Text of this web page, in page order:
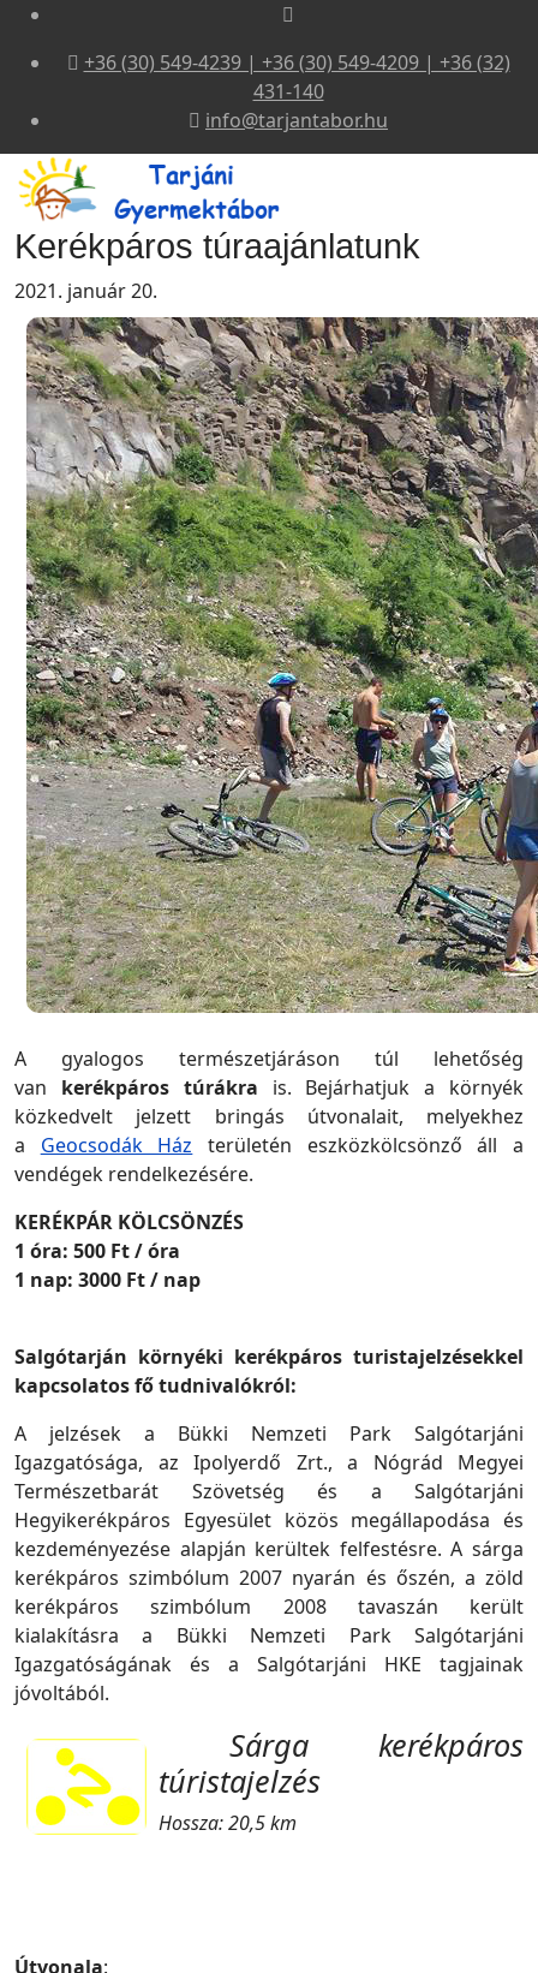
+36 (30) 549-4239 | +36 (30) 549-4209 | +36 (32)
431-140
info@tarjantabor.hu
Kerékpáros túraajánlatunk
2021. január 20.
A gyalogos természetjáráson túl lehetőség
van kerékpáros túrákra is. Bejárhatjuk a környék
közkedvelt jelzett bringás útvonalait, melyekhez
a Geocsodák Ház területén eszközkölcsönző áll a
vendégek rendelkezésére.
KERÉKPÁR KÖLCSÖNZÉS
1 óra: 500 Ft / óra
1 nap: 3000 Ft / nap
Salgótarján környéki kerékpáros turistajelzésekkel
kapcsolatos fő tudnivalókról:
A jelzések a Bükki Nemzeti Park Salgótarjáni
Igazgatósága, az Ipolyerdő Zrt., a Nógrád Megyei
Természetbarát Szövetség és a Salgótarjáni
Hegyikerékpáros Egyesület közös megállapodása és
kezdeményezése alapján kerültek felfestésre. A sárga
kerékpáros szimbólum 2007 nyarán és őszén, a zöld
kerékpáros szimbólum 2008 tavaszán került
kialakításra a Bükki Nemzeti Park Salgótarjáni
Igazgatóságának és a Salgótarjáni HKE tagjainak
jóvoltából.
Sárga kerékpáros
túristajelzés
Hossza: 20,5 km
Útvonala: